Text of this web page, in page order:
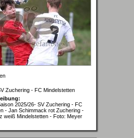
Zuchering - FC Mindelstetten
2025/26- SV Zuchering - FC
- Jan Schimmack rot Zuchering -
weiß Mindelstetten - Foto: Meyer